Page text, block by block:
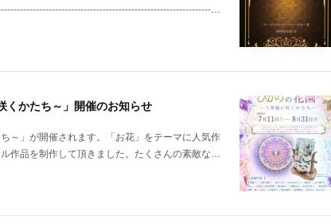
…
かたち～」開催のお知らせ
～」が開催されます。「お花」をテーマに人気作
作品を制作して頂きました。たくさんの素敵な…